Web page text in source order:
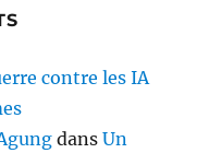
contre les IA
dansUn